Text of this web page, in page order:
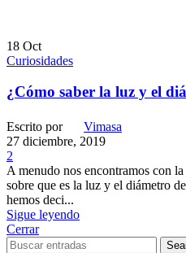
18 Oct
Curiosidades
¿Cómo saber la luz y el
Escrito por
Vimasa
27 diciembre, 2019
2
A menudo nos encontramos con
sobre que es la luz y el diámetro
hemos deci...
Sigue leyendo
Cerrar